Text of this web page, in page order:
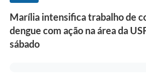
Marília intensifica trabalho de
dengue com ação na área da
sábado